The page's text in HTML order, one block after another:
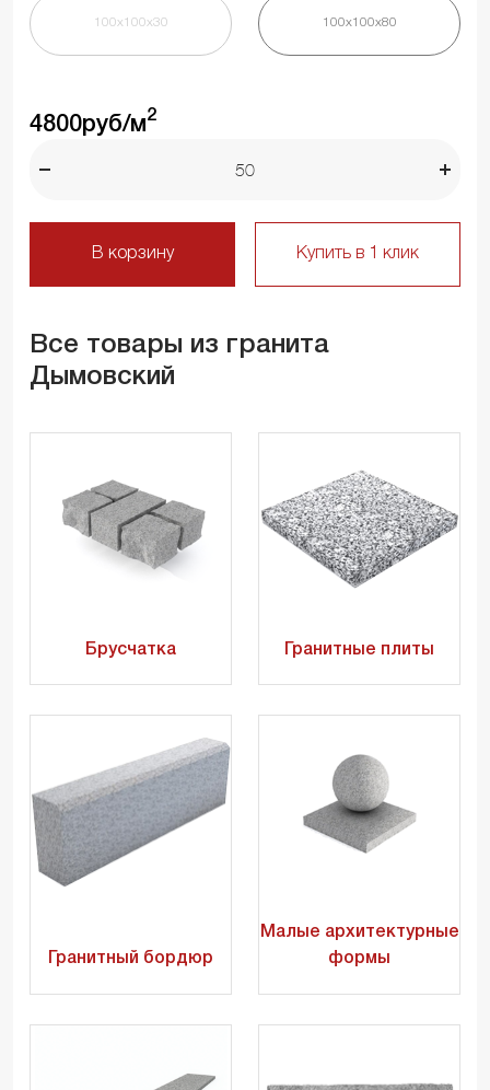
100х100х30 100х100х80
4800руб/м2
В корзину Купить в 1 клик
Все товары из гранита
Дымовский
Брусчатка Гранитные плиты
Гранитный бордюр
Малые архитектурные
формы